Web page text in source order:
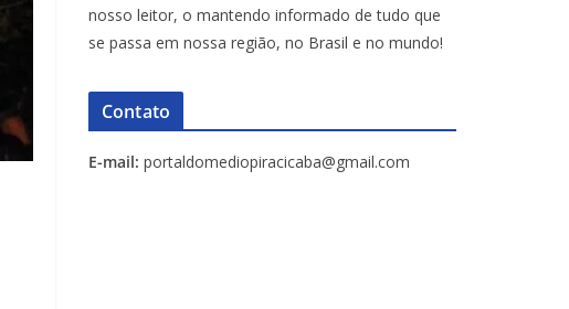
nosso leitor, o mantendo informado de tudo que
se passa em nossa região, no Brasil e no mundo!
Contato
E-mail: portaldomediopiracicaba@gmail.com